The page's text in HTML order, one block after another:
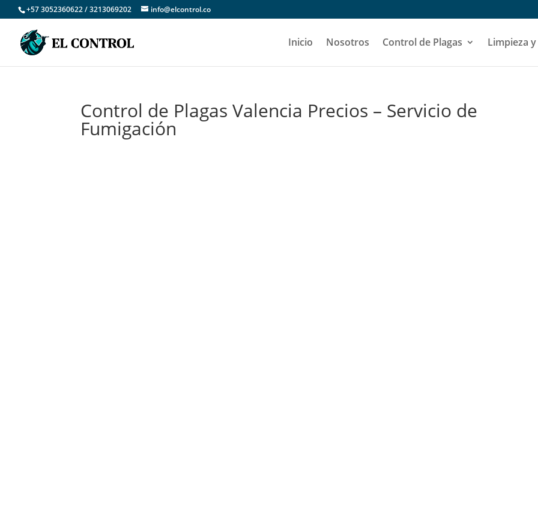
+57 3052360622 / 3213069202 info@elcontrol.co
Inicio Nosotros Control de Plagas Limpieza
Control de Plagas Valencia Precios – Servicio de
Fumigación